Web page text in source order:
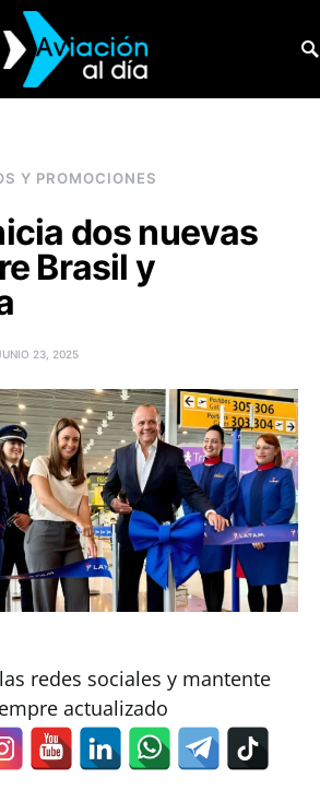
Y PROMOCIONES
dos nuevas
Brasil y
23, 2025
redes sociales y mantente
actualizado